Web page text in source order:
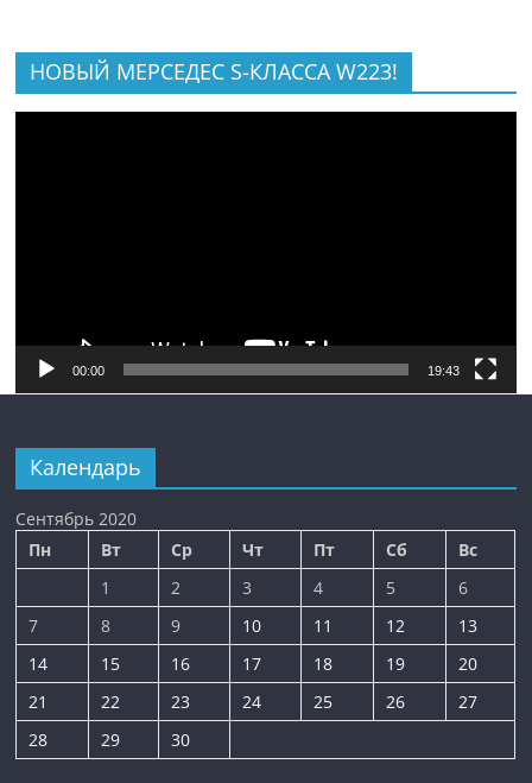
НОВЫЙ МЕРСЕДЕС S-КЛАССА W223!
00:00 19:43
Календарь
Сентябрь 2020
Пн
Вт Ср Чт Пт Сб
Вс
1
2 3 4 5
6
7
8 9 10 11 12
13
14
15 16 17 18 19
20
21
22 23 24 25 26
27
28
29 30